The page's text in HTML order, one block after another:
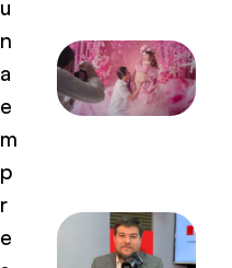
u
n
a
e
m
p
r
e